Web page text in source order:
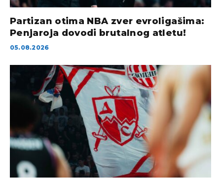
Partizan otima NBA zver evroligašima:
Penjaroja dovodi brutalnog atletu!
05.08.2026